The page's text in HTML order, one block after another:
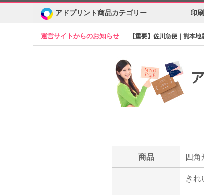
運営サイトからのお知らせ 【重要】佐川急便｜熊本
アドプリント商品カテゴリー 印
商品 四
きれ